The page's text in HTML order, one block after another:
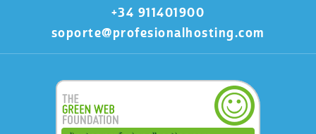
+34 911401900
soporte@profesionalhosting.com